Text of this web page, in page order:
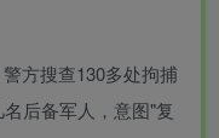
方搜查130多处拘捕
后备军人，意图"复